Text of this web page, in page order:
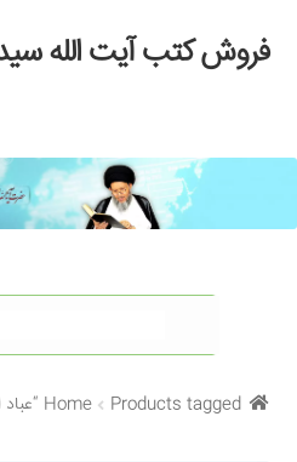
Skip
to
Skip
to
فروش کتب آیت الله
خانه
#97 (بدون عنوان)
Checkout
My account
Home Products tagged “عباد الرحمن”